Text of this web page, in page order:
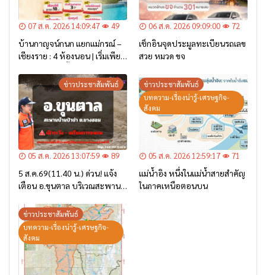
07 ส.ค. 2026 14:09:47 49
บ้านกาญจน์กนก แยกแม่กรณ์ –
เชียงราย : 4 ห้องนอน | เริ่มเพียง
06 ส.ค. 2026 09:09:00 72
เช็กอินจุดประมูลทะเบียนรถเลข
สวย หมวด ขจ
ข่าวประชาสัมพันธ์
05 ส.ค. 2026 13:07:59 89
5 ส.ค.69(11.40 น.) ด่วน! แจ้ง
เตือน อ.ขุนตาล บริเวณสะพาน
– เตรียมการอพยพ”
ข่าวประชาสัมพันธ์
บทความ-เรื่องน่ารู้-เศรษฐกิจ-
สังคม
05 ส.ค. 2026 12:59:17 71
แม่น้ำอิง หนึ่งในแม่น้ำสายสำคัญ
ในภาคเหนือตอนบน
ข่าวประชาสัมพันธ์
บทความ-เรื่องน่ารู้-เศรษฐกิจ-
สังคม